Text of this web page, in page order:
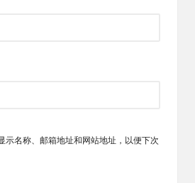
示名称、邮箱地址和网站地址，以便下次